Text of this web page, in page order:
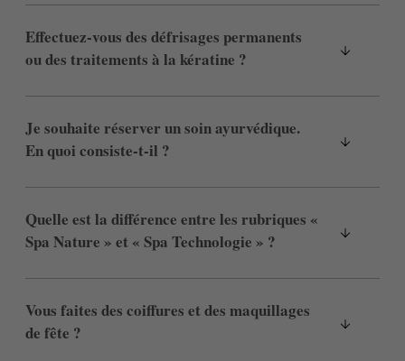
Effectuez-vous des défrisages permanents
ou des traitements à la kératine ?
Je souhaite réserver un soin ayurvédique.
En quoi consiste-t-il ?
Quelle est la différence entre les rubriques «
Spa Nature » et « Spa Technologie » ?
Vous faites des coiffures et des maquillages
de fête ?